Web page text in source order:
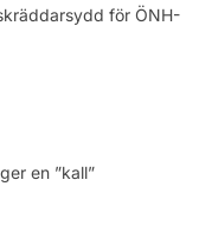
för ÖNH-
en ”kall”